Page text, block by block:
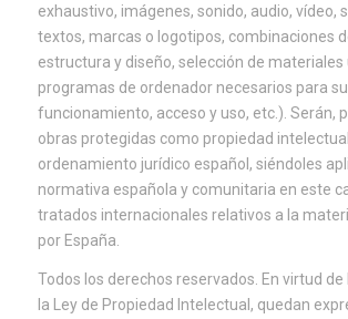
exhaustivo, imágenes, sonido, audio, vídeo,
textos, marcas o logotipos, combinaciones
estructura y diseño, selección de materiales
programas de ordenador necesarios para su
funcionamiento, acceso y uso, etc.). Serán,
obras protegidas como propiedad
ordenamiento jurídico español, siéndoles
normativa española y comunitaria en este
tratados internacionales relativos a la
por España.
Todos los derechos reservados. En virtud
la Ley de Propiedad Intelectual, quedan